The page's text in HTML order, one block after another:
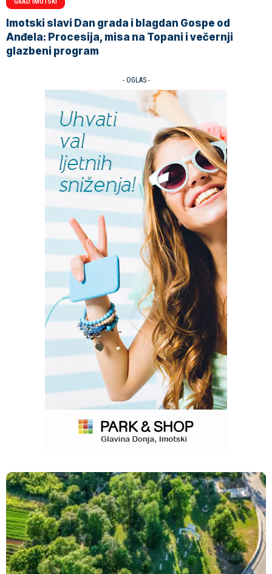
Imotski slavi Dan grada i blagdan Gospe od
Anđela: Procesija, misa na Topani i večernji
glazbeni program
- OGLAS -